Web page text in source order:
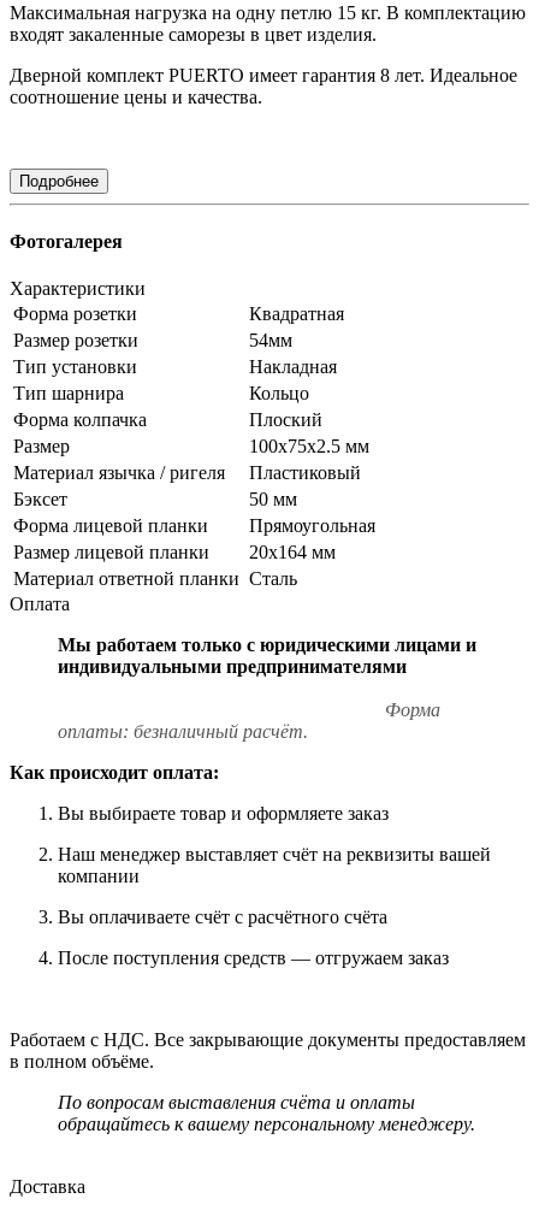
Максимальная нагрузка на одну петлю 15 кг. В комплектацию
входят закаленные саморезы в цвет изделия.
Дверной комплект PUERTO имеет гарантия 8 лет. Идеальное
соотношение цены и качества.
Подробнее
Фотогалерея
Характеристики
Форма розетки
Квадратная
Размер розетки
54мм
Тип установки
Накладная
Тип шарнира
Кольцо
Форма колпачка
Плоский
Размер
100х75х2.5 мм
Материал язычка / ригеля
Пластиковый
Бэксет
50 мм
Форма лицевой планки
Прямоугольная
Размер лицевой планки
20x164 мм
Материал ответной планки Сталь
Оплата
Мы работаем только с юридическими лицами и
индивидуальными предпринимателями
Форма
оплаты: безналичный расчёт.
Как происходит оплата:
Вы выбираете товар и оформляете заказ
Наш менеджер выставляет счёт на реквизиты вашей
компании
Вы оплачиваете счёт с расчётного счёта
После поступления средств — отгружаем заказ
Работаем с НДС. Все закрывающие документы предоставляем
в полном объёме.
По вопросам выставления счёта и оплаты
обращайтесь к вашему персональному менеджеру.
Доставка